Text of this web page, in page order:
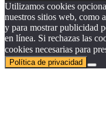
Utilizamos cookies
nuestros sitios web, como
y para mostrar publicidad
en línea. Si rechazas las
cookies necesarias para
Política de privacidad